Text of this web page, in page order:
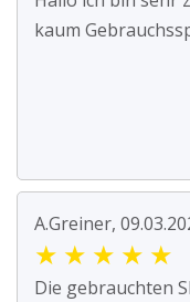
kaum
A.Greiner,
★ ★ ★ ★ ★
Die gebrauchten